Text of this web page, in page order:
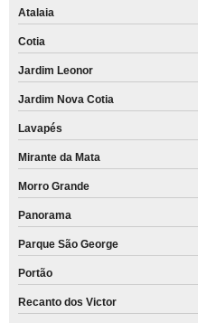
Atalaia
Cotia
Jardim Leonor
Jardim Nova Cotia
Lavapés
Mirante da Mata
Morro Grande
Panorama
Parque São George
Portão
Recanto dos Victor